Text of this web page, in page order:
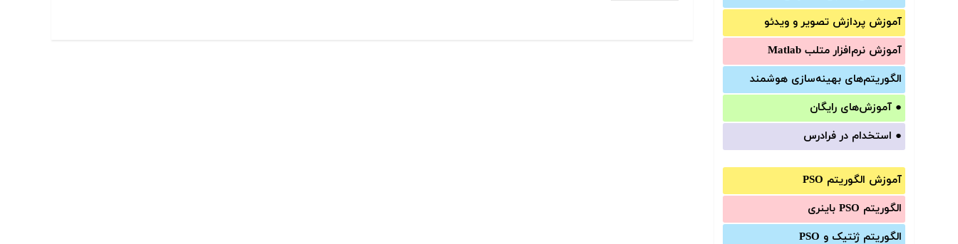
آموزش‌ پردازش تصویر و ویدئو
آموزش‌ نرم‌افزار متلب Matlab
الگوریتم‌های بهینه‌سازی هوشمند
● آموزش‌های رایگان
● استخدام در فرادرس
آموزش الگوریتم PSO
الگوریتم PSO باینری
الگوریتم ژنتیک و PSO